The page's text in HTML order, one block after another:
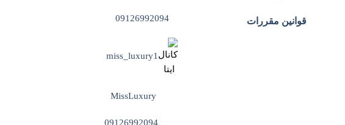
قوانین مقررات 09126992094
miss_luxury1
MissLuxury
09126992094